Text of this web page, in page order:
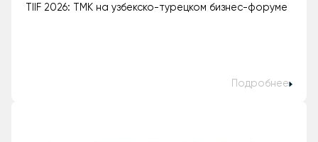
TIIF 2026: ТМК на узбекско-турецком бизнес-форуме
Подробнее